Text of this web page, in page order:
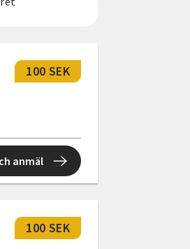
100 SEK
anmäl
100 SEK